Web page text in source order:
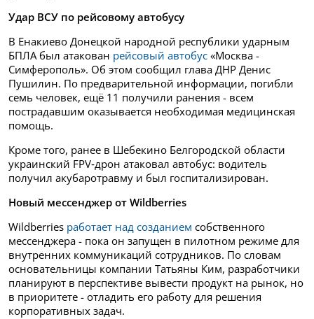
Удар ВСУ по рейсовому автобусу
В Енакиево Донецкой народной республики ударным
БПЛА был атакован рейсовый автобус «Москва -
Симферополь». Об этом сообщил глава ДНР Денис
Пушилин. По предварительной информации, погибли
семь человек, ещё 11 получили ранения - всем
пострадавшим оказывается необходимая медицинская
помощь.
Кроме того, ранее в Шебекино Белгородской области
украинский FPV‑дрон атаковал автобус: водитель
получил акубаротравму и был госпитализирован.
Новый мессенджер от Wildberries
Wildberries работает над созданием собственного
мессенджера - пока он запущен в пилотном режиме для
внутренних коммуникаций сотрудников. По словам
основательницы компании Татьяны Ким, разработчики
планируют в перспективе вывести продукт на рынок, но
в приоритете - отладить его работу для решения
корпоративных задач.